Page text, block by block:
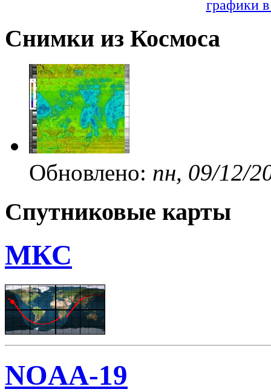
графики
Снимки из Космоса
Обновлено: пн, 09/12/
Спутниковые карты
МКС
NOAA-19